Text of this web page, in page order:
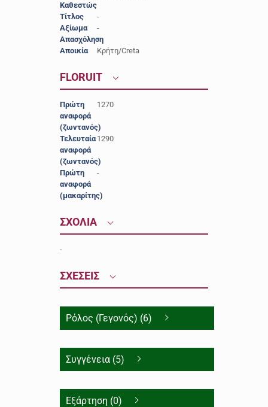
Καθεστώς
Τίτλος
-
Αξίωμα
-
Απασχόληση
-
Αποικία
Κρήτη/Creta
FLORUIT
Πρώτη
αναφορά
(ζωντανός)
1270
Τελευταία
αναφορά
(ζωντανός)
1290
Πρώτη
αναφορά
(μακαρίτης)
-
ΣΧΟΛΙΑ
-
ΣΧΕΣΕΙΣ
Ρόλος (Γεγονός) (6)
Συγγένεια (5)
Εξάρτηση (0)